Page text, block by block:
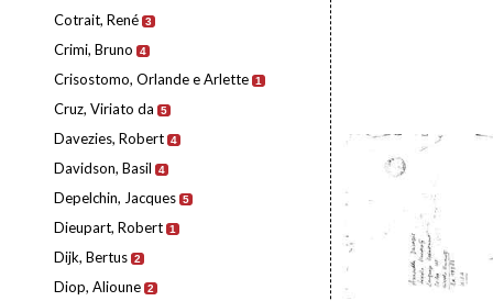
Cotrait, René 3
Crimi, Bruno 4
Crisostomo, Orlande e Arlette 1
Cruz, Viriato da 5
Davezies, Robert 4
Davidson, Basil 4
Depelchin, Jacques 5
Dieupart, Robert 1
Dijk, Bertus 2
Diop, Alioune 2